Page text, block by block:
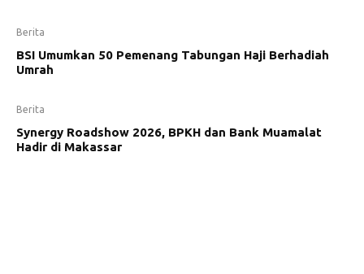
Berita
BSI Umumkan 50 Pemenang Tabungan Haji Berhadiah
Umrah
Berita
Synergy Roadshow 2026, BPKH dan Bank Muamalat
Hadir di Makassar